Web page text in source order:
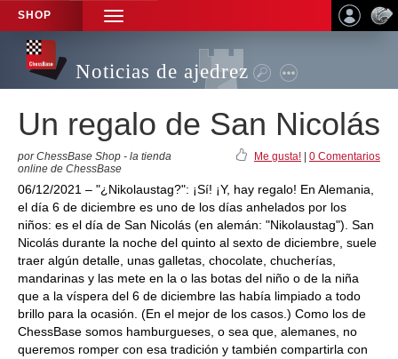
SHOP
TOGGLE
NAVIGATION
Noticias de ajedrez
Un regalo de San Nicolás
por ChessBase Shop - la tienda
online de ChessBase
Me gusta! 0 Comentarios
06/12/2021 – "¿Nikolaustag?": ¡Sí! ¡Y, hay regalo! En Alemania,
el día 6 de diciembre es uno de los días anhelados por los
niños: es el día de San Nicolás (en alemán: "Nikolaustag"). San
Nicolás durante la noche del quinto al sexto de diciembre, suele
traer algún detalle, unas galletas, chocolate, chucherías,
mandarinas y las mete en la o las botas del niño o de la niña
que a la víspera del 6 de diciembre las había limpiado a todo
brillo para la ocasión. (En el mejor de los casos.) Como los de
ChessBase somos hamburgueses, o sea que, alemanes, no
queremos romper con esa tradición y también compartirla con